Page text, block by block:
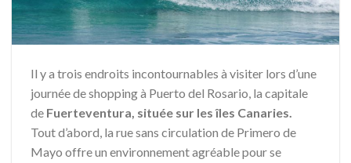
Il y a trois endroits incontournables à visiter lors d’une
journée de shopping à Puerto del Rosario, la capitale
de Fuerteventura, située sur les îles Canaries.
Tout d’abord, la rue sans circulation de Primero de
Mayo offre un environnement agréable pour se